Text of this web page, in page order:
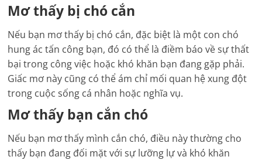
Mơ thấy bị chó cắn
Nếu bạn mơ thấy bị chó cắn, đặc biệt là một con chó
hung ác tấn công bạn, đó có thể là điềm báo về sự thất
bại trong công việc hoặc khó khăn bạn đang gặp phải.
Giấc mơ này cũng có thể ám chỉ mối quan hệ xung đột
trong cuộc sống cá nhân hoặc nghĩa vụ.
Mơ thấy bạn cắn chó
Nếu bạn mơ thấy mình cắn chó, điều này thường cho
thấy bạn đang đối mặt với sự lưỡng lự và khó khăn